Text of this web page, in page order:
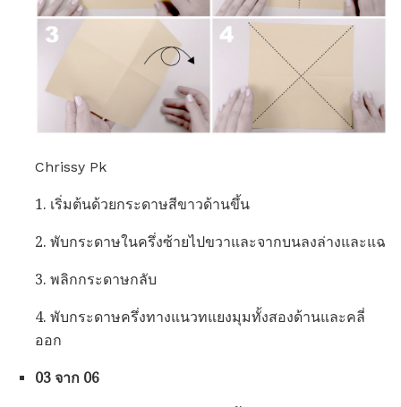
Chrissy Pk
1. เริ่มต้นด้วยกระดาษสีขาวด้านขึ้น
2. พับกระดาษในครึ่งซ้ายไปขวาและจากบนลงล่างและแฉ
3. พลิกกระดาษกลับ
4. พับกระดาษครึ่งทางแนวทแยงมุมทั้งสองด้านและคลี่
ออก
03 จาก 06